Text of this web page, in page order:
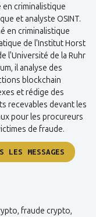
criminalistique
et analyste OSINT.
en criminalistique
de l'Institut Horst
l'Université de la Ruhr
il analyse des
blockchain
et rédige des
recevables devant les
pour les procureurs
de fraude.
LES MESSAGES
, fraude crypto,